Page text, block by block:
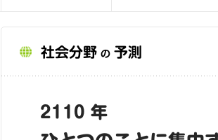
社会分野 の 予測
2110 年